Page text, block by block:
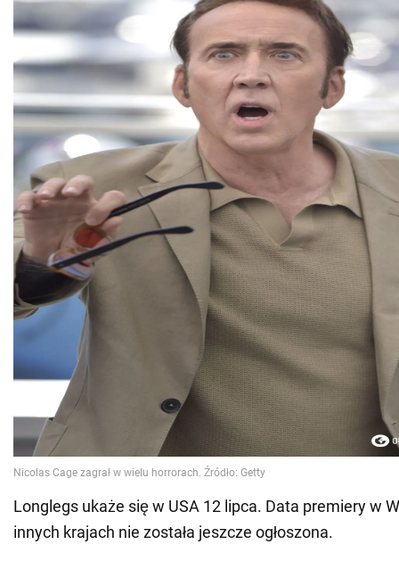
Longlegs ukaże się w USA 12 lipca. Data premiery w
innych krajach nie została jeszcze ogłoszona.